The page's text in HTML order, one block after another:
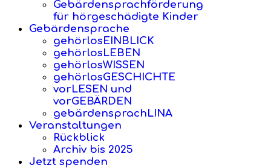
Gebärdensprachförderung
für hörgeschädigte Kinder
Gebärdensprache
gehörlosEINBLICK
gehörlosLEBEN
gehörlosWISSEN
gehörlosGESCHICHTE
vorLESEN und
vorGEBÄRDEN
gebärdensprachLINA
Veranstaltungen
Rückblick
Archiv bis 2025
Jetzt spenden